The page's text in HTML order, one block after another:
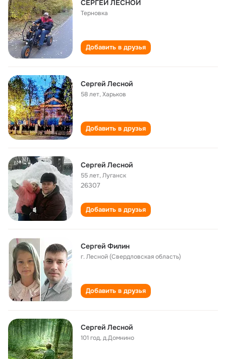
СЕРГЕЙ ЛЕСНОЙ
Терновка
Добавить в друзья
Сергей Лесной
58 лет,Харьков
Добавить в друзья
Сергей Лесной
55 лет,Луганск
26307
Добавить в друзья
Сергей Филин
г. Лесной (Свердловская область)
Добавить в друзья
Сергей Лесной
101 год,д.Домнино